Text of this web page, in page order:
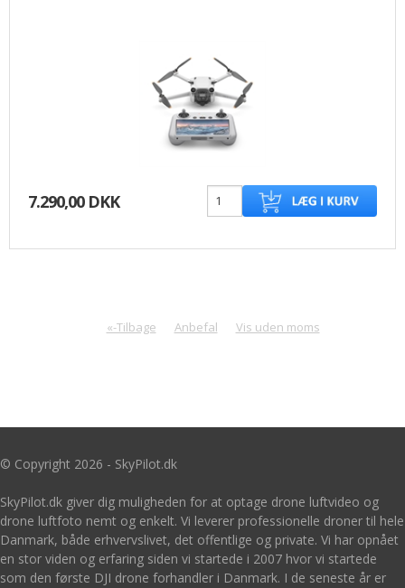
7.290,00 DKK
«-Tilbage Anbefal Vis uden moms
© Copyright 2026 - SkyPilot.dk
SkyPilot.dk giver dig muligheden for at optage drone luftvideo og
drone luftfoto nemt og enkelt. Vi leverer professionelle droner til hele
Danmark, både erhvervslivet, det offentlige og private. Vi har opnået
en stor viden og erfaring siden vi startede i 2007 hvor vi startede
som den første DJI drone forhandler i Danmark. I de seneste år er